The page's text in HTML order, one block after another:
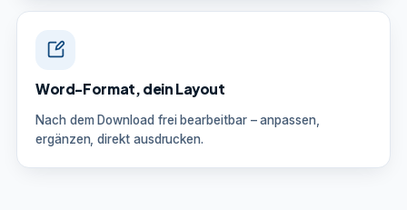
Word-Format, dein Layout
Nach dem Download frei bearbeitbar – anpassen,
ergänzen, direkt ausdrucken.